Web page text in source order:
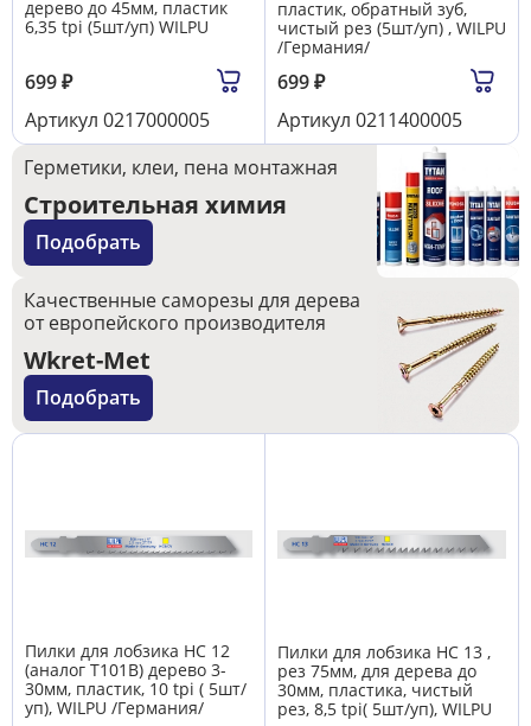
дерево до 45мм, пластик
6,35 tpi (5шт/уп) WILPU
699₽
Артикул 0217000005
пластик, обратный зуб,
чистый рез (5шт/уп) , WILPU
/Германия/
699₽
Артикул 0211400005
Герметики, клеи, пена монтажная
Строительная химия
Подобрать
Качественные саморезы для дерева
от европейского производителя
Wkret-Met
Подобрать
Пилки для лобзика HC 12
(аналог Т101В) дерево 3-
30мм, пластик, 10 tpi ( 5шт/
уп), WILPU /Германия/
Пилки для лобзика HC 13 ,
рез 75мм, для дерева до
30мм, пластика, чистый
рез, 8,5 tpi( 5шт/уп), WILPU